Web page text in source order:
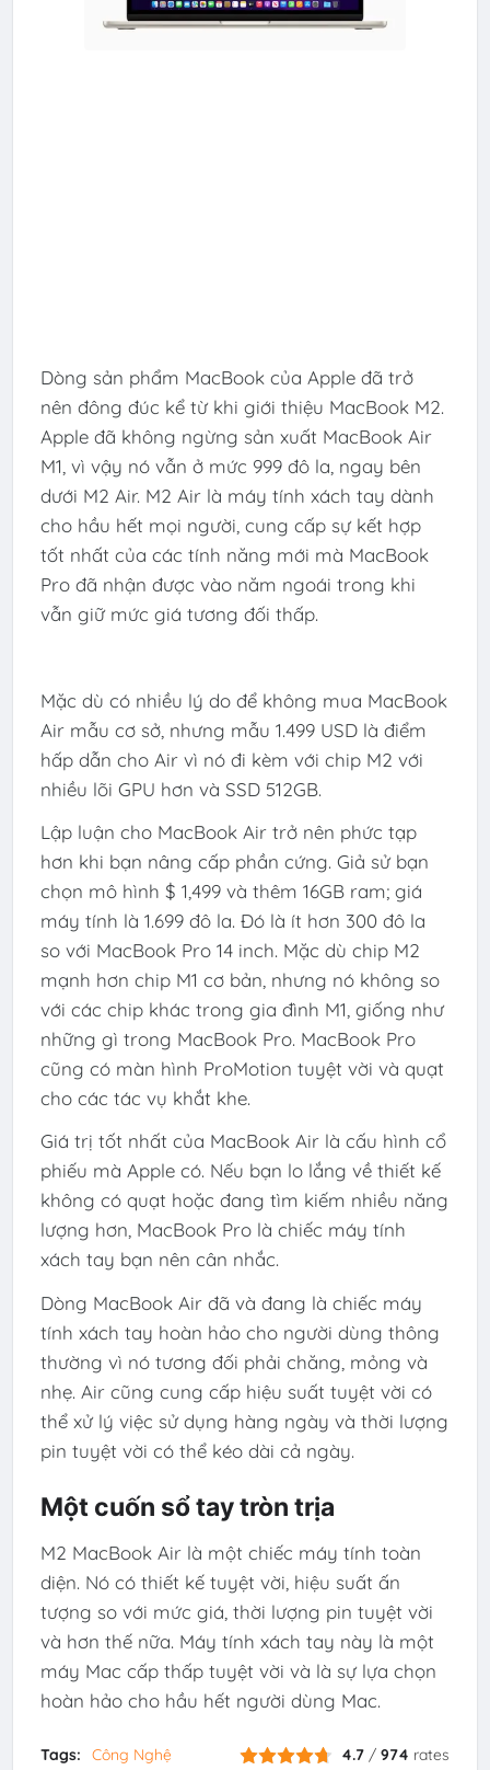
Dòng sản phẩm MacBook của Apple đã trở
nên đông đúc kể từ khi giới thiệu MacBook M2.
Apple đã không ngừng sản xuất MacBook Air
M1, vì vậy nó vẫn ở mức 999 đô la, ngay bên
dưới M2 Air. M2 Air là máy tính xách tay dành
cho hầu hết mọi người, cung cấp sự kết hợp
tốt nhất của các tính năng mới mà MacBook
Pro đã nhận được vào năm ngoái trong khi
vẫn giữ mức giá tương đối thấp.
Mặc dù có nhiều lý do để không mua MacBook
Air mẫu cơ sở, nhưng mẫu 1.499 USD là điểm
hấp dẫn cho Air vì nó đi kèm với chip M2 với
nhiều lõi GPU hơn và SSD 512GB.
Lập luận cho MacBook Air trở nên phức tạp
hơn khi bạn nâng cấp phần cứng. Giả sử bạn
chọn mô hình $ 1,499 và thêm 16GB ram; giá
máy tính là 1.699 đô la. Đó là ít hơn 300 đô la
so với MacBook Pro 14 inch. Mặc dù chip M2
mạnh hơn chip M1 cơ bản, nhưng nó không so
với các chip khác trong gia đình M1, giống như
những gì trong MacBook Pro. MacBook Pro
cũng có màn hình ProMotion tuyệt vời và quạt
cho các tác vụ khắt khe.
Giá trị tốt nhất của MacBook Air là cấu hình cổ
phiếu mà Apple có. Nếu bạn lo lắng về thiết kế
không có quạt hoặc đang tìm kiếm nhiều năng
lượng hơn, MacBook Pro là chiếc máy tính
xách tay bạn nên cân nhắc.
Dòng MacBook Air đã và đang là chiếc máy
tính xách tay hoàn hảo cho người dùng thông
thường vì nó tương đối phải chăng, mỏng và
nhẹ. Air cũng cung cấp hiệu suất tuyệt vời có
thể xử lý việc sử dụng hàng ngày và thời lượng
pin tuyệt vời có thể kéo dài cả ngày.
Một cuốn sổ tay tròn trịa
M2 MacBook Air là một chiếc máy tính toàn
diện. Nó có thiết kế tuyệt vời, hiệu suất ấn
tượng so với mức giá, thời lượng pin tuyệt vời
và hơn thế nữa. Máy tính xách tay này là một
máy Mac cấp thấp tuyệt vời và là sự lựa chọn
hoàn hảo cho hầu hết người dùng Mac.
Tags: Công Nghệ 4.7 /974 rates